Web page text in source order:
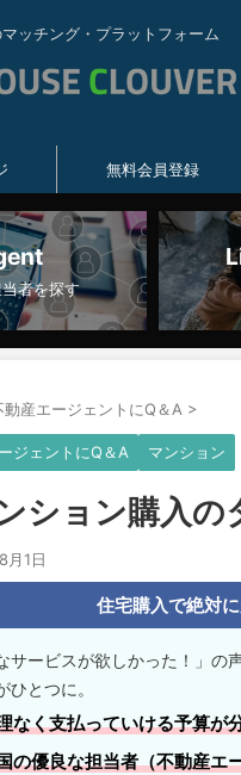
ッチング・プラットフォーム
無料会員登録
者を探す
動産エージェントにQ＆A >
ジェントにQ＆A マンション
ション購入の
月1日
住宅購入で絶対
サービスが欲しかった！」
ひとつに。
なく支払っていける予算が
の優良な担当者（不動産エ